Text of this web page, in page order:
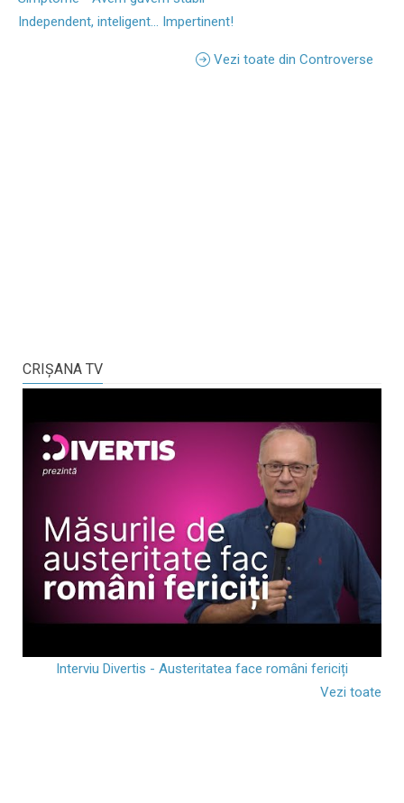
Independent, inteligent... Impertinent!
Vezi toate din Controverse
CRIŞANA TV
Interviu Divertis - Austeritatea face români fericiți
Vezi toate